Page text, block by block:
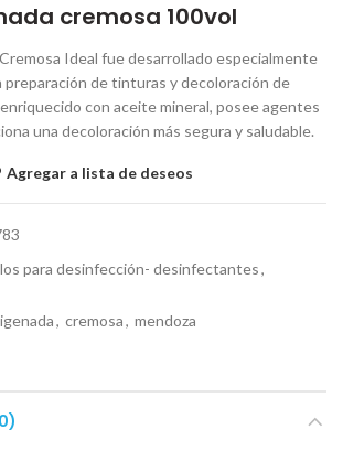
cremosa 100vol
Ideal fue desarrollado especialmente
preparación de tinturas y decoloración de
con aceite mineral, posee agentes
una decoloración más segura y saludable.
Agregar a lista de deseos
para desinfección- desinfectantes,
, cremosa, mendoza